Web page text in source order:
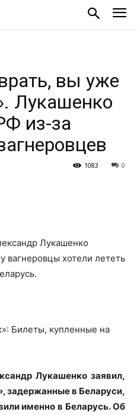
вы уже
Лукашенко
из-за
0
1083
Лукашенко
вагнеровцы хотели лететь
Билеты, купленные на
Лукашенко заявил,
задержанные в Беларуси,
именно в Беларусь. Об